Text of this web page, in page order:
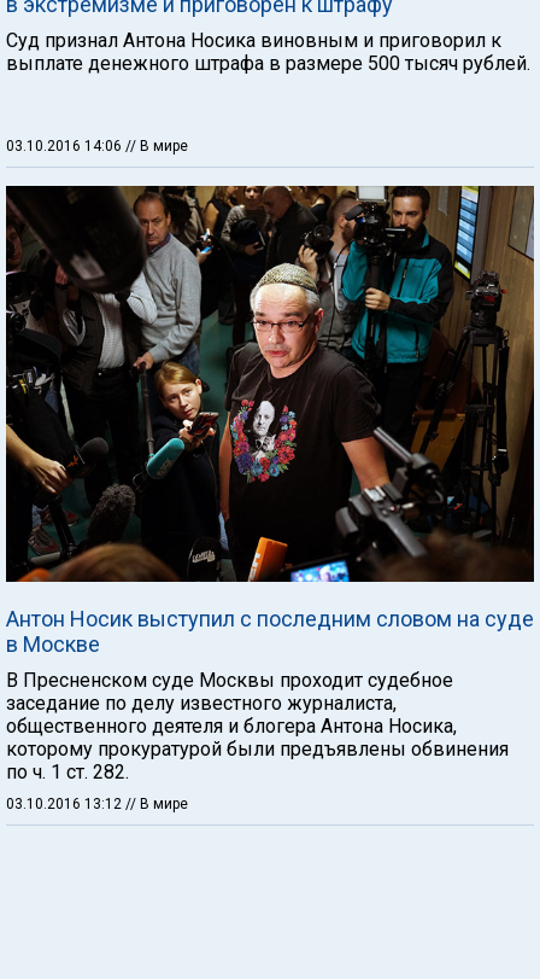
Суд признал Антона Носика виновным и приговорил к
выплате денежного штрафа в размере 500 тысяч рублей.
03.10.2016 14:06 // В мире
Антон Носик выступил с последним словом на суде
в Москве
В Пресненском суде Москвы проходит судебное
заседание по делу известного журналиста,
общественного деятеля и блогера Антона Носика,
которому прокуратурой были предъявлены обвинения
по ч. 1 ст. 282.
03.10.2016 13:12 // В мире